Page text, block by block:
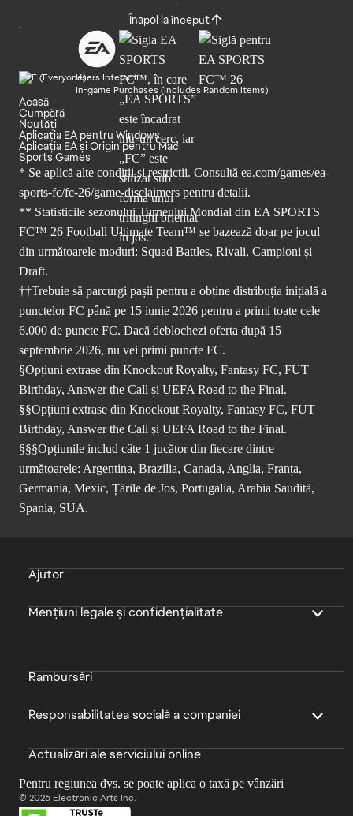
Înapoi la început
Users Interact
In-game Purchases (Includes Random Items)
Acasă
Cumpără
Noutăți
Aplicația EA pentru Windows
Aplicația EA și Origin pentru Mac
Sports Games
* Se aplică alte condiții și restricții. Consultă ea.com/games/ea-
sports-fc/fc-26/game-disclaimers pentru detalii.
** Statisticile sezonului Turneului Mondial din EA SPORTS
FC™ 26 Football Ultimate Team™ se bazează doar pe jocul
din următoarele moduri: Squad Battles, Rivali, Campioni și
Draft.
††Trebuie să parcurgi pașii pentru a obține distribuția inițială a
punctelor FC până pe 15 iunie 2026 pentru a primi toate cele
6.000 de puncte FC. Dacă deblochezi oferta după 15
septembrie 2026, nu vei primi puncte FC.
§Opțiuni extrase din Knockout Royalty, Fantasy FC, FUT
Birthday, Answer the Call și UEFA Road to the Final.
§§Opțiuni extrase din Knockout Royalty, Fantasy FC, FUT
Birthday, Answer the Call și UEFA Road to the Final.
§§§Opțiunile includ câte 1 jucător din fiecare dintre
următoarele: Argentina, Brazilia, Canada, Anglia, Franța,
Germania, Mexic, Țările de Jos, Portugalia, Arabia Saudită,
Spania, SUA.
Ajutor
Mențiuni legale și confidențialitate
Rambursări
Responsabilitatea socială a companiei
Actualizări ale serviciului online
Pentru regiunea dvs. se poate aplica o taxă pe vânzări
© 2026 Electronic Arts Inc.